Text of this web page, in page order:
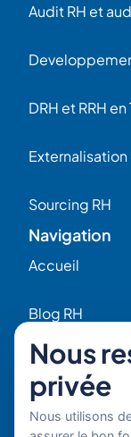
Audit RH et
DRH et RRH
Sourcing RH
Navigation
Accueil
Blog RH
Qui sommes-
Nos Expert(e)s
Nous
privée
Nous utilisons